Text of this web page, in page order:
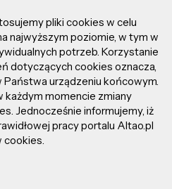
siła i honor
pliki cookies w celu
najwyższym poziomie, w tym w
potrzeb. Korzystanie
dotyczących cookies oznacza,
urządzeniu końcowym.
momencie zmiany
Jednocześnie informujemy, iż
pracy portalu Altao.pl
cookies.